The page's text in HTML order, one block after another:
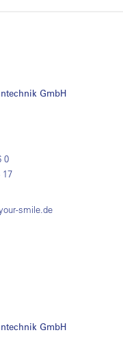
GmbH
0
17
smile.de
GmbH